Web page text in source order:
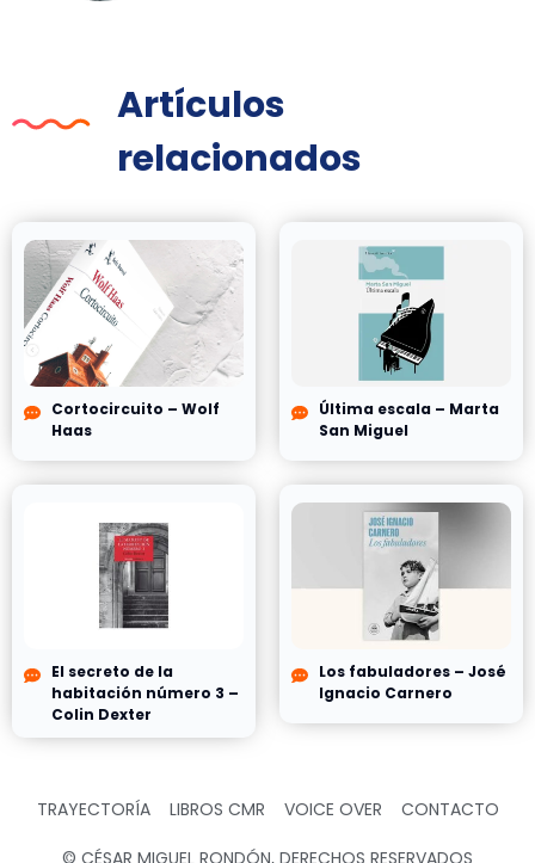
Artículos
relacionados
Cortocircuito – Wolf
Haas
Última escala – Marta
San Miguel
El secreto de la
habitación número 3 –
Colin Dexter
Los fabuladores – José
Ignacio Carnero
TRAYECTORÍA LIBROS CMR VOICE OVER CONTACTO
© CÉSAR MIGUEL RONDÓN, DERECHOS RESERVADOS